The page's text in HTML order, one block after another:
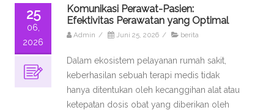
25
06,
2026
Komunikasi Perawat-Pasien:
Efektivitas Perawatan yang Optimal
Admin / Juni 25, 2026 / berita
Dalam ekosistem pelayanan rumah sakit,
keberhasilan sebuah terapi medis tidak
hanya ditentukan oleh kecanggihan alat atau
ketepatan dosis obat yang diberikan oleh